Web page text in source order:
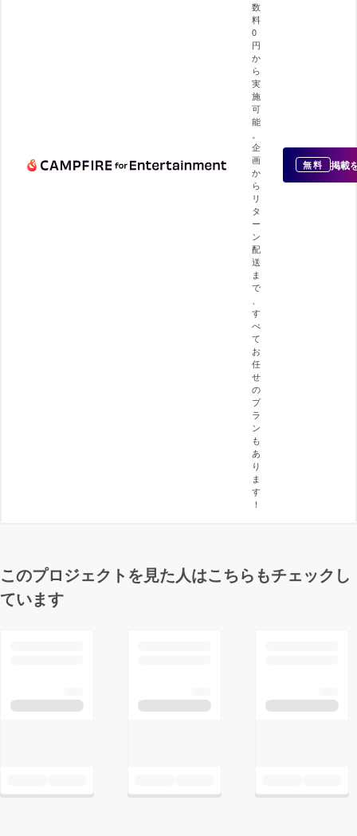
数
料
0
円
か
ら
実
施
可
能
企
画
か
ら
リ
タ
ー
ン
配
送
ま
で
す
べ
て
お
任
せ
の
プ
ラ
ン
も
あ
り
ま
す
！
無料 掲載
このプロジェクトを見た人はこちらもチェックし
ています